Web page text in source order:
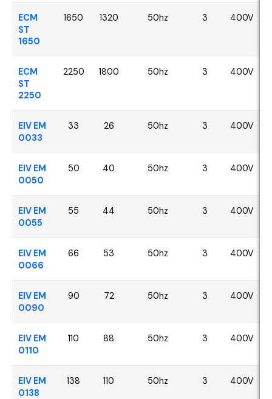
ECM
ST
1650
1650 1320 50hz 3 400V
ECM
ST
2250
2250 1800 50hz 3 400V
EIV EM
0033
33 26 50hz 3 400V
EIV EM
0050
50 40 50hz 3 400V
EIV EM
0055
55 44 50hz 3 400V
EIV EM
0066
66 53 50hz 3 400V
EIV EM
0090
90 72 50hz 3 400V
EIV EM
0110
110 88 50hz 3 400V
EIV EM
0138
138 110 50hz 3 400V